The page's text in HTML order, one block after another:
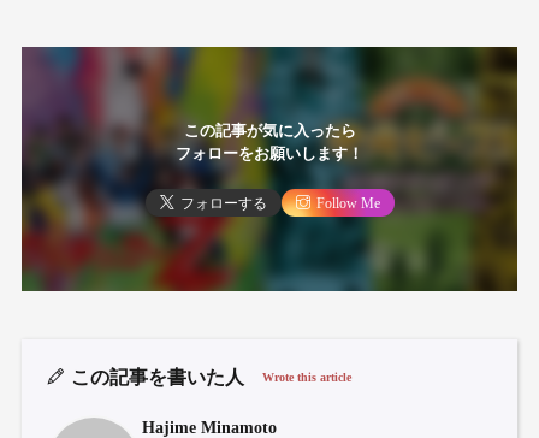
この記事が気に入ったら
フォローをお願いします！
フォローする Follow Me
この記事を書いた人 Wrote this article
Hajime Minamoto